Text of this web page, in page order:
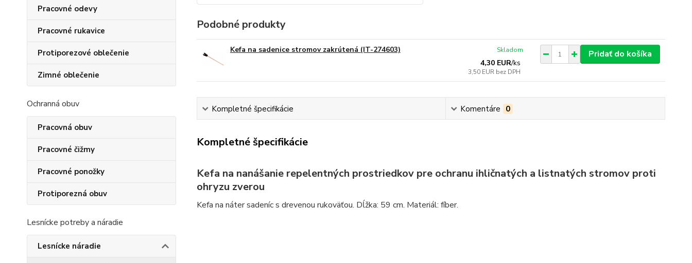
Pracovné odevy
Pracovné rukavice
Protiporezové oblečenie
Zimné oblečenie
Ochranná obuv
Pracovná obuv
Pracovné čižmy
Pracovné ponožky
Protiporezná obuv
Lesnícke potreby a náradie
Lesnícke náradie
Podobné produkty
Kefa na sadenice stromov zakrútená (IT-274603)
4,30 EUR/ks
3,50 EUR bez DPH
Skladom Pridať do košíka
Kompletné špecifikácie Komentáre 0
Kompletné špecifikácie
Kefa na nanášanie repelentných prostriedkov pre ochranu ihličnatých a listnatých stromov proti
ohryzu zverou
Kefa na náter sadeníc s drevenou rukoväťou. Dĺžka: 59 cm. Materiál: fíber.